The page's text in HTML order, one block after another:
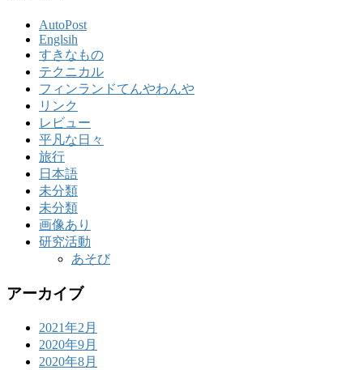
AutoPost
Englsih
すきなもの
テクニカル
フィンランドてんやわんや
リンク
レビュー
平凡な日々
旅行
日本語
未分類
未分類
画像あり
研究活動
あそび
アーカイブ
2021年2月
2020年9月
2020年8月